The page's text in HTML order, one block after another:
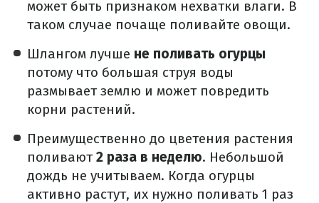
может быть признаком нехватки влаги. В
таком случае почаще поливайте овощи.
Шлангом лучше не поливать огурцы
потому что большая струя воды
размывает землю и может повредить
корни растений.
Преимущественно до цветения растения
поливают2 раза в неделю. Небольшой
дождь не учитываем. Когда огурцы
активно растут, их нужно поливать 1 раз